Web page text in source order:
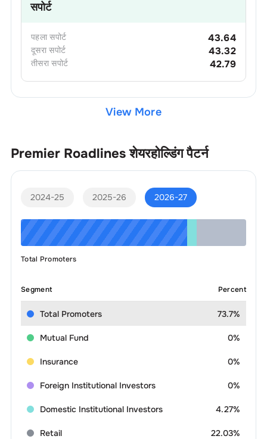
सपोर्ट
पहला सपोर्ट 43.64
दूसरा सपोर्ट 43.32
तीसरा सपोर्ट 42.79
View More
Premier Roadlines शेयरहोल्डिंग पैटर्न
2024-25 2025-26 2026-27
Total Promoters
Segment Percent
Total Promoters 73.7%
Mutual Fund 0%
Insurance 0%
Foreign Institutional Investors 0%
Domestic Institutional Investors 4.27%
Retail 22.03%